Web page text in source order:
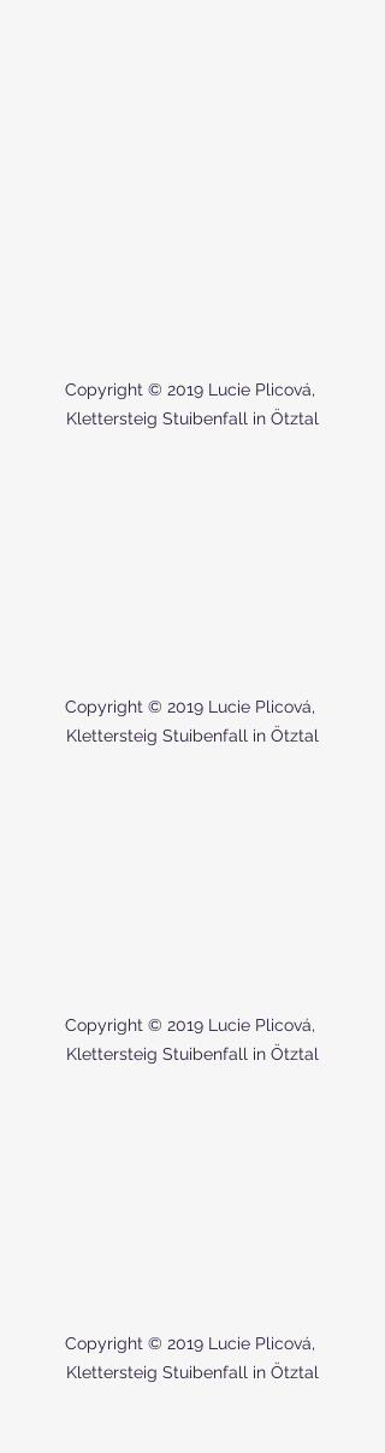
Copyright © 2019 Lucie Plicová,
Klettersteig Stuibenfall in Ötztal
Copyright © 2019 Lucie Plicová,
Klettersteig Stuibenfall in Ötztal
Copyright © 2019 Lucie Plicová,
Klettersteig Stuibenfall in Ötztal
Copyright © 2019 Lucie Plicová,
Klettersteig Stuibenfall in Ötztal